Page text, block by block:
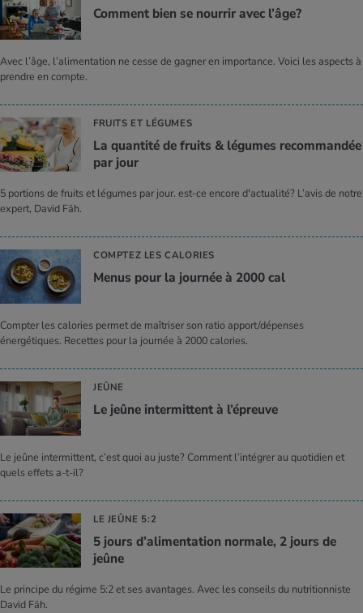
Com­ment bien se nour­rir avec l’âge?
Avec l’âge, l’alimentation ne cesse de gagner en importance. Voici les aspects à
prendre en compte.
FRUITS ET LÉGUMES
La quan­tité de fruits & légumes recom­man­dée
par jour
5 portions de fruits et légumes par jour. est-ce encore d'actualité? L’avis de notre
expert, David Fäh.
COMPTEZ LES CALORIES
Menus pour la jour­née à 2000 cal
Compter les calories permet de maîtriser son ratio apport/dépenses
énergétiques. Recettes pour la journée à 2000 calories.
JEÛNE
Le jeûne inter­mit­tent à l’épreuve
Le jeûne intermittent, c’est quoi au juste? Comment l’intégrer au quotidien et
quels effets a-t-il?
LE JEÛNE 5:2
5 jours d’ali­men­ta­tion nor­male, 2 jours de
jeûne
Le principe du régime 5:2 et ses avantages. Avec les conseils du nutritionniste
David Fäh.